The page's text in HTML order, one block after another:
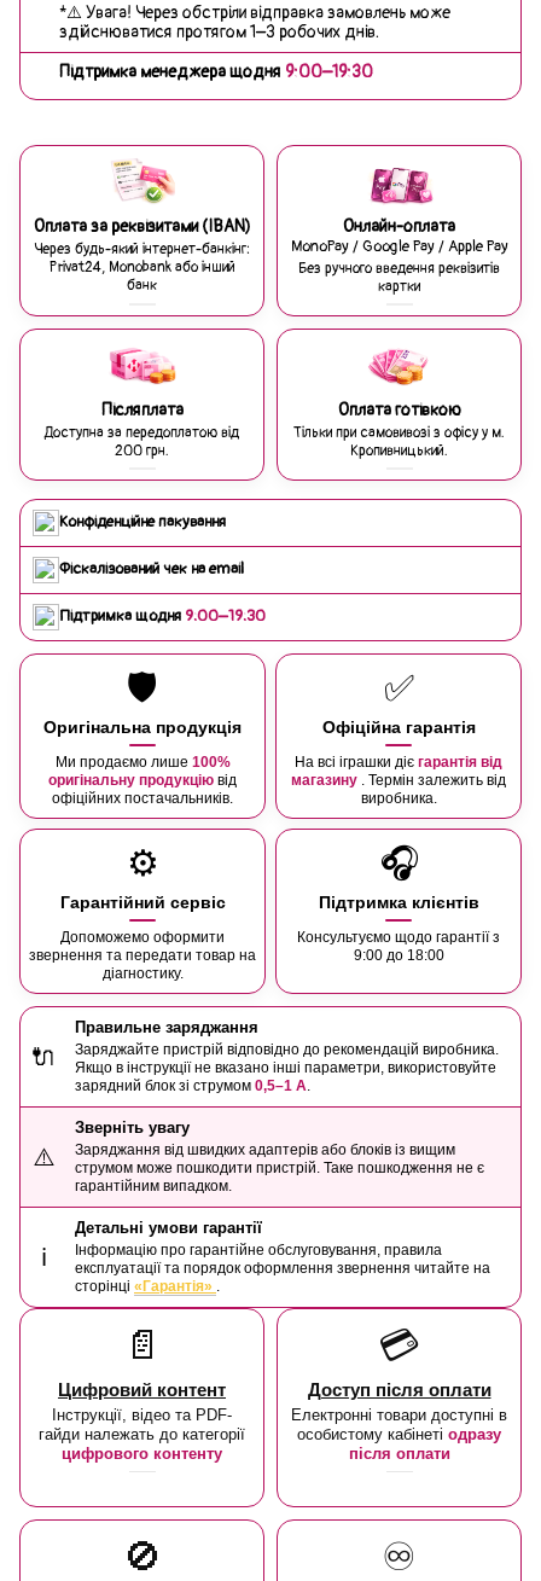
*⚠️ Увага! Через обстріли відправка замовлень може
здійснюватися протягом 1–3 робочих днів.
Підтримка менеджера щодня 9:00–19:30
Оплата за реквізитами (IBAN)
Через будь-який інтернет-банкінг:
Privat24, Monobank або інший
банк
Онлайн-оплата
MonoPay / Google Pay / Apple Pay
Без ручного введення реквізитів
картки
Післяплата
Доступна за передоплатою від
200 грн.
Оплата готівкою
Тільки при самовивозі з офісу у м.
Кропивницький.
Конфіденційне пакування
Фіскалізований чек на email
Підтримка щодня 9:00–19:30
🛡️
Оригінальна продукція
Ми продаємо лише 100%
оригінальну продукцію від
офіційних постачальників.
✅
Офіційна гарантія
На всі іграшки діє гарантія від
магазину
. Термін залежить від
виробника.
⚙️
Гарантійний сервіс
Допоможемо оформити
звернення та передати товар на
діагностику.
🎧
Підтримка клієнтів
Консультуємо щодо гарантії з
9:00 до 18:00
🔌
Правильне заряджання
Заряджайте пристрій відповідно до рекомендацій виробника.
Якщо в інструкції не вказано інші параметри, використовуйте
зарядний блок зі струмом 0,5–1 А
⚠️
Зверніть увагу
Заряджання від швидких адаптерів або блоків із вищим
струмом може пошкодити пристрій. Таке пошкодження не є
гарантійним випадком.
ℹ️
Детальні умови гарантії
Інформацію про гарантійне обслуговування, правила
експлуатації та порядок оформлення звернення читайте на
сторінці «Гарантія»
📄
Цифровий контент
Інструкції, відео та PDF-
гайди належать до категорії
цифрового контенту
💳
Доступ після оплати
Електронні товари доступні в
особистому кабінеті одразу
після оплати
🚫 ♾️